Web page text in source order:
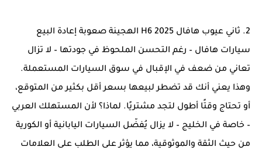
2. ثاني عيوب هافال H6 2025 الهجينة صعوبة إعادة البيع
سيارات هافال – رغم التحسن الملحوظ في جودتها – لا تزال
تعاني من ضعف في الإقبال في سوق السيارات المستعملة.
وهذا يعني أنك قد تضطر لبيعها بسعر أقل بكثير من المتوقع،
أو تحتاج وقتًا أطول لتجد مشتريًا. لماذا؟ لأن المستهلك العربي
– خاصة في الخليج – لا يزال يُفضّل السيارات اليابانية أو الكورية
من حيث الثقة والموثوقية، مما يؤثر على الطلب على العلامات